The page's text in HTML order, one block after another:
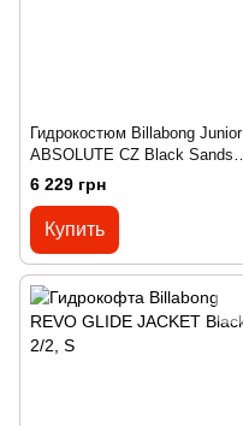
Гидрокостюм Billabong Junior
ABSOLUTE CZ Black Sands
3/2, 14
6 229 грн
Купить